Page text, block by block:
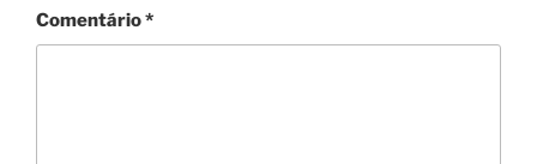
Comentário*